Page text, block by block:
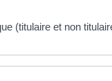
(titulaire et non